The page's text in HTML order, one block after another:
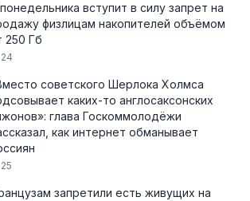
вступит в силу запрет на
физлицам накопителей объёмом
250 Гб
24
советского Шерлока Холмса
каких-то англосаксонских
глава Госкоммолодёжи
как интернет обманывает
25
запретили есть живущих на